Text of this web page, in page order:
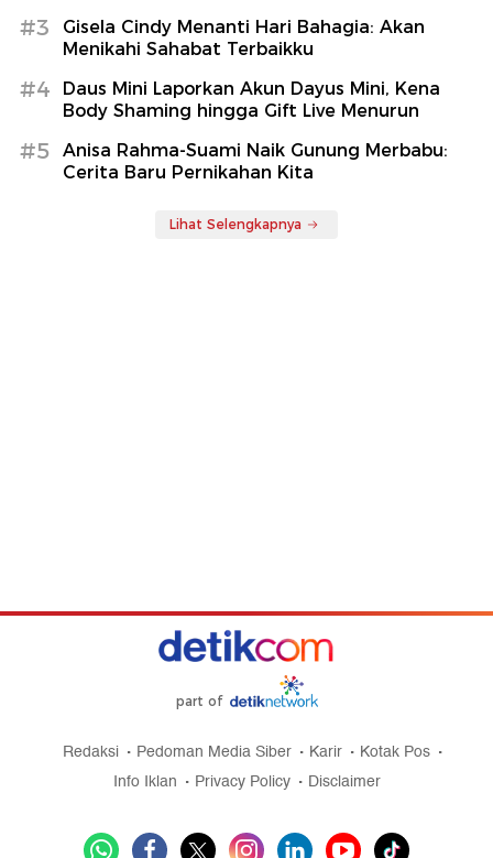
#3
Gisela Cindy Menanti Hari Bahagia: Akan
Menikahi Sahabat Terbaikku
#4
Daus Mini Laporkan Akun Dayus Mini, Kena
Body Shaming hingga Gift Live Menurun
#5
Anisa Rahma-Suami Naik Gunung Merbabu:
Cerita Baru Pernikahan Kita
Lihat Selengkapnya
part of
Redaksi Pedoman Media Siber Karir
Kotak Pos
Info Iklan
Privacy Policy Disclaimer